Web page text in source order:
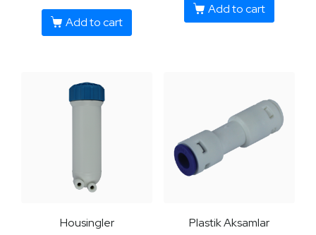
Add to cart
Add to cart
Housingler
Plastik Aksamlar